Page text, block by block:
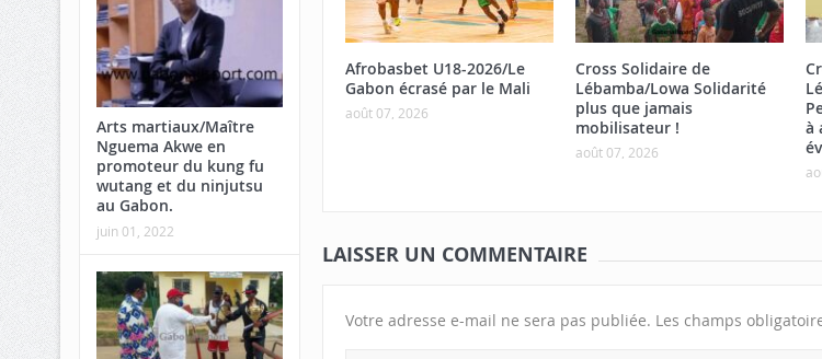
Afrobasbet U18-2026/Le
Gabon écrasé par le Mali
août 07, 2026
Cross Solidaire de
Lébamba/Lowa Solidarité
plus que jamais
mobilisateur !
août 07, 2026
à
LAISSER UN COMMENTAIRE
Votre adresse e-mail ne sera pas publiée. Les champs
Arts martiaux/Maître
Nguema Akwe en
promoteur du kung fu
wutang et du ninjutsu
au Gabon.
juin 01, 2022